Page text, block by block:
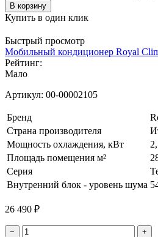
В корзину
Купить в один клик
Быстрый просмотр
Мобильный кондиционер Royal
Рейтинг:
Мало
Артикул: 00-00002105
Бренд
Страна производителя
Мощность охлаждения, кВт
Площадь помещения м²
Серия
Внутренний блок - уровень шума
26 490 ₽
−
+